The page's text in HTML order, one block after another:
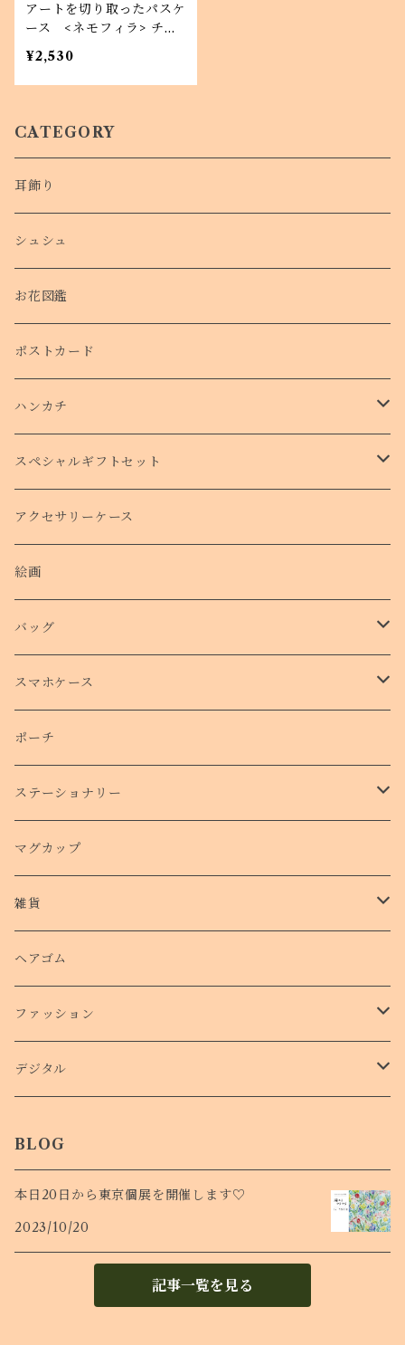
アートを切り取ったパスケ
ース <ネモフィラ> チェ
ーン付き、定期入れ
¥2,530
CATEGORY
耳飾り
シュシュ
お花図鑑
ポストカード
ハンカチ
タオルハンカチ
スペシャルギフトセット
クリスマスコフレ
アクセサリーケース
絵画
バッグ
トートバッグ
スマホケース
側面プリントハードケース
手帳型スマホケース
クリアケース
クッションバンパーケース
スマホリング
ショルダー付きケース
ポーチ
ステーショナリー
カード
クリアファイル
ステッカー
マグカップ
雑貨
パスケース
ヘアゴム
ファッション
Ｔシャツ
デジタル
BLOG
本日20日から東京個展を開催します♡
2023/10/20
記事一覧を見る